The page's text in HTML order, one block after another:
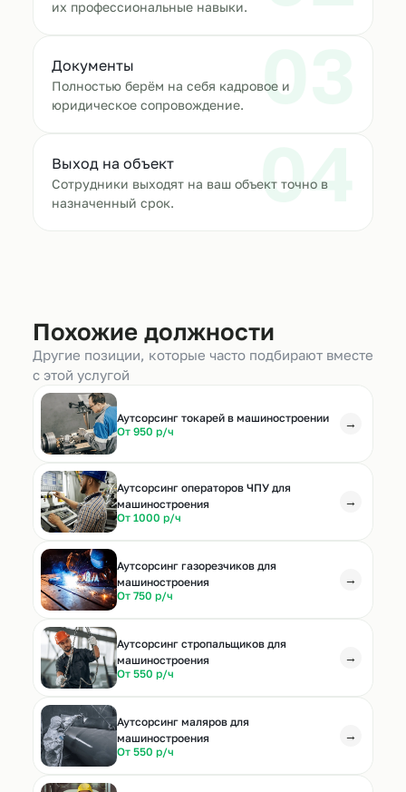
их профессиональные навыки.
03
Документы
Полностью берём на себя кадровое и
юридическое сопровождение.
04
Выход на объект
Сотрудники выходят на ваш объект точно в
назначенный срок.
Похожие должности
Другие позиции, которые часто подбирают вместе
с этой услугой
Аутсорсинг токарей в машиностроении
От 950 р/ч
→
Аутсорсинг операторов ЧПУ для
машиностроения
От 1000 р/ч
→
Аутсорсинг газорезчиков для
машиностроения
От 750 р/ч
→
Аутсорсинг стропальщиков для
машиностроения
От 550 р/ч
→
Аутсорсинг маляров для
машиностроения
От 550 р/ч
→